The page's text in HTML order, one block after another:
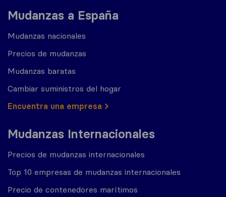
Mudanzas a España
Mudanzas nacionales
Precios de mudanzas
Mudanzas baratas
Cambiar suministros del hogar
Encuentra una empresa
Mudanzas Internacionales
Precios de mudanzas internacionales
Top 10 empresas de mudanzas internacionales
Precio de contenedores marítimos